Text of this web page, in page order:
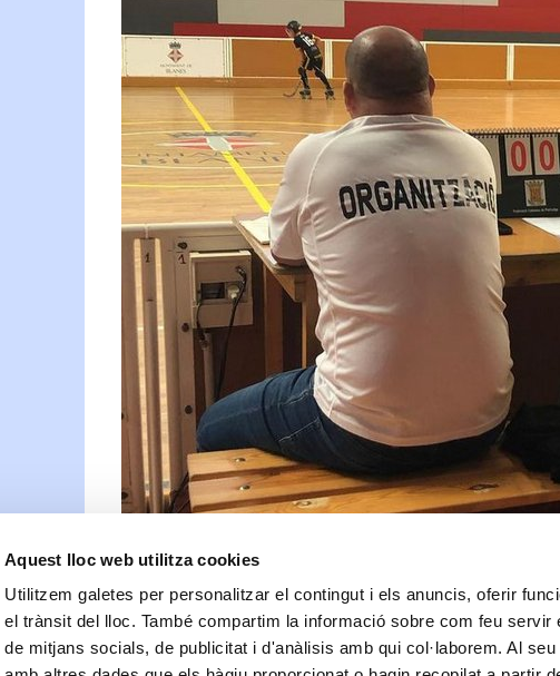
Aquest lloc web utilitza cookies
Utilitzem galetes per personalitzar el contingut i els anuncis, oferir
el trànsit del lloc. També compartim la informació sobre com feu servir
de mitjans socials, de publicitat i d'anàlisis amb qui col·laborem. Al